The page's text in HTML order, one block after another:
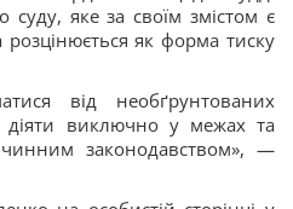
суду, яке за своїм змістом є
розцінюється як форма тиску
від необґрунтованих
діяти виключно у межах та
законодавством», —